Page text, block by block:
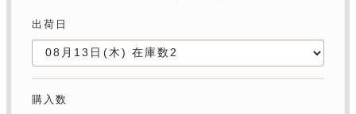
出荷日
購入数